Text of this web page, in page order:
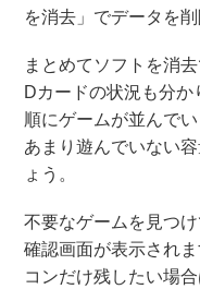
を消去」でデータを
まとめてソフトを消
Dカードの状況も分
順にゲームが並んで
あまり遊んでいない
ょう。
不要なゲームを見つ
確認画面が表示され
コンだけ残したい場